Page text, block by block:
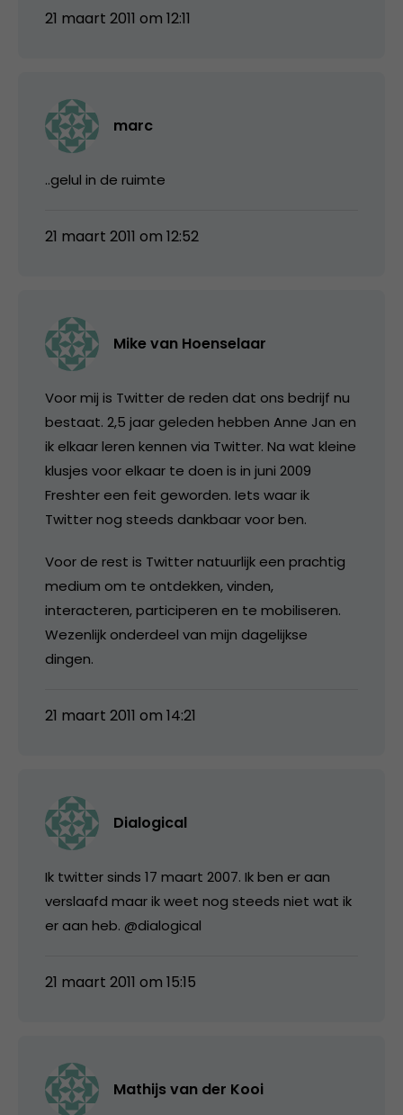
21 maart 2011 om 12:11
marc
..gelul in de ruimte
21 maart 2011 om 12:52
Mike van Hoenselaar
Voor mij is Twitter de reden dat ons bedrijf nu
bestaat. 2,5 jaar geleden hebben Anne Jan en
ik elkaar leren kennen via Twitter. Na wat kleine
klusjes voor elkaar te doen is in juni 2009
Freshter een feit geworden. Iets waar ik
Twitter nog steeds dankbaar voor ben.
Voor de rest is Twitter natuurlijk een prachtig
medium om te ontdekken, vinden,
interacteren, participeren en te mobiliseren.
Wezenlijk onderdeel van mijn dagelijkse
dingen.
21 maart 2011 om 14:21
Dialogical
Ik twitter sinds 17 maart 2007. Ik ben er aan
verslaafd maar ik weet nog steeds niet wat ik
er aan heb. @dialogical
21 maart 2011 om 15:15
Mathijs van der Kooi